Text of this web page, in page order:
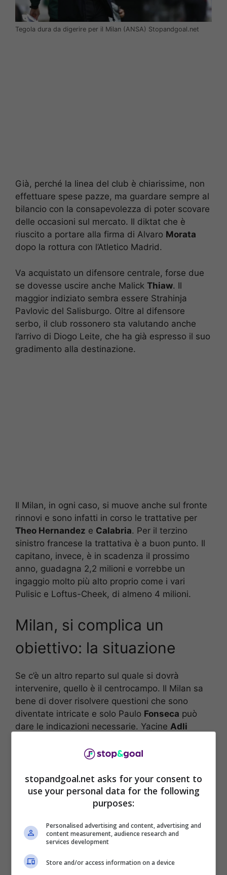
Tegola dura da digerire per il Milan (ANSA) Stopandgoal.net
Già, perché la linea del club è chiarissime, non
effettuare spese pazze, ma guardare sempre al
bilancio con la consapevolezza di poter scovare
delle occasioni sul mercato. Il diktat che è
riuscito a portare alla firma di Alvaro Morata
dopo la rottura con l’Atletico Madrid.
Va acquistato un difensore centrale, forse due
se dovesse uscire anche Malick Thiaw. Il
maggior indiziato sembra essere Strahinja
Pavlovic del Salisburgo. Oltre al difensore
serbo, il club rossonero sta valutando anche
l’arrivo di Diogo Leite, che ha già espresso il suo
gradimento alla destinazione.
Il Milan, in ogni caso, si muove anche sul fronte
rinnovi e sono infatti in corso le trattative per
Theo Hernandez e Calabria. Per il terzino
sinistro francese la trattativa è a buon punto. Il
capitano, invece, è in scadenza il prossimo
anno, guadagna 2,2 milioni e vorrebbe un
ingaggio molto più alto proprio come i vari
Pulisic e Loftus-Cheek, di almeno 4 milioni.
Milan, si complica un
obiettivo: la situazione
Se c’è un altro reparto sul quale si dovrà
intervenire, quello è il centrocampo. Il Milan sa
bene di dover risolvere questioni che sono
diventate intricate e solo Paulo Fonseca può
dare le indicazioni necessarie. Yacine Adli
Bennacer. Per quest’ultimo, c’è un forte
stopandgoal.net asks for your consent to
use your personal data for the following
purposes:
Personalised advertising and content, advertising and
content measurement, audience research and
services development
Store and/or access information on a device